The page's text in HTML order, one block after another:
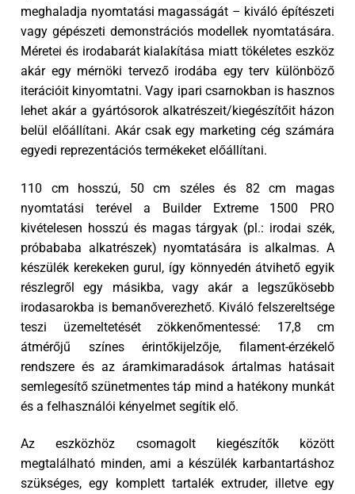
meghaladja nyomtatási magasságát – kiváló építészeti
vagy gépészeti demonstrációs modellek nyomtatására.
Méretei és irodabarát kialakítása miatt tökéletes eszköz
akár egy mérnöki tervező irodába egy terv különböző
iterációit kinyomtatni. Vagy ipari csarnokban is hasznos
lehet akár a gyártósorok alkatrészeit/kiegészítőit házon
belül előállítani. Akár csak egy marketing cég számára
egyedi reprezentációs termékeket előállítani.
110 cm hosszú, 50 cm széles és 82 cm magas
nyomtatási terével a Builder Extreme 1500 PRO
kivételesen hosszú és magas tárgyak (pl.: irodai szék,
próbababa alkatrészek) nyomtatására is alkalmas. A
készülék kerekeken gurul, így könnyedén átvihető egyik
részlegről egy másikba, vagy akár a legszűkösebb
irodasarokba is bemanőverezhető. Kiváló felszereltsége
teszi üzemeltetését zökkenőmentessé: 17,8 cm
átmérőjű színes érintőkijelzője, filament-érzékelő
rendszere és az áramkimaradások ártalmas hatásait
semlegesítő szünetmentes táp mind a hatékony munkát
és a felhasználói kényelmet segítik elő.
Az eszközhöz csomagolt kiegészítők között
megtalálható minden, ami a készülék karbantartáshoz
szükséges, egy komplett tartalék extruder, illetve egy